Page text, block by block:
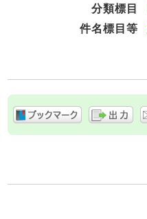
分類標目
件名標目等